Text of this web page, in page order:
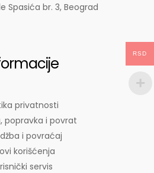
Spasića br. 3, Beograd
privatnosti
popravka i povrat
i povraćaj
korišćenja
servis
RSD